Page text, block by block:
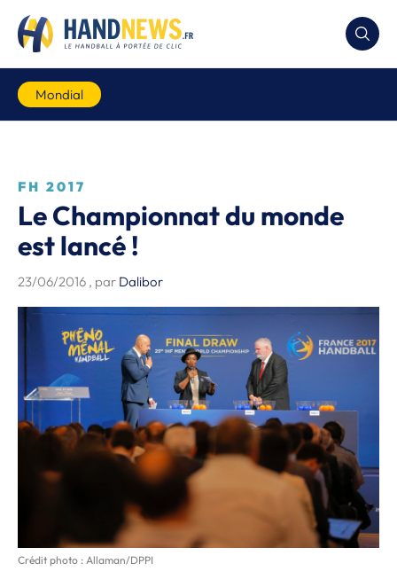
Mondial
FH 2017
Le Championnat du monde
est lancé !
23/06/2016 , par Dalibor
Crédit photo : Allaman/DPPI